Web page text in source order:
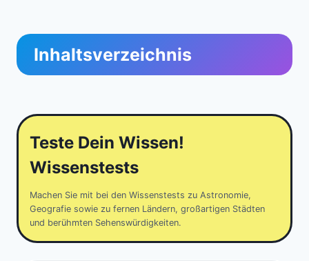
Inhaltsverzeichnis
Teste Dein Wissen!
Wissenstests
Machen Sie mit bei den Wissenstests zu Astronomie,
Geografie sowie zu fernen Ländern, großartigen Städten
und berühmten Sehenswürdigkeiten.